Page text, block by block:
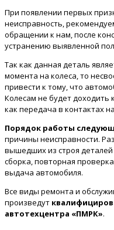
При появлении первых
неисправность,
обращении к нам, после
устранению выявленной
Так как данная деталь
момента на колеса, то
привести к тому, что
Колесам не будет доходить
как передача в контактах
Порядок работы
причины неисправности.
вышедших из строя деталей
сборка, повторная
выдача автомобиля.
Все виды ремонта и
произведут
автотехцентра «ПМРК».